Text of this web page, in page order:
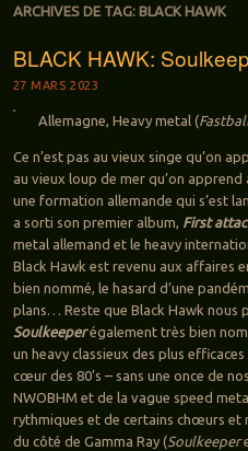
ARCHIVES DE TAG: BLACK HAWK
BLACK HAWK:
27 MARS 2023
Allemagne, Heavy metal (
Ce n’est pas au vieux singe qu’on
au vieux loup de mer qu’on
une formation allemande qui s’est
a sorti son premier album, First
metal allemand et le heavy
Black Hawk est revenu aux affaires
bien nommé, le hasard d’une
plans… Reste que Black Hawk nous
Soulkeeperégalement très bien
un heavy classieux des plus
cœur des 80’s – sans une once de
NWOBHM et de la vague speed
rythmiques et de certains chœurs et
du côté de Gamma Ray (Soulkeeper